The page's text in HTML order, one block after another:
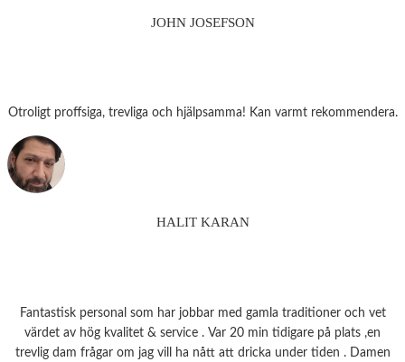
JOHN JOSEFSON
Otroligt proffsiga, trevliga och hjälpsamma! Kan varmt rekommendera.
HALIT KARAN
Fantastisk personal som har jobbar med gamla traditioner och vet
värdet av hög kvalitet & service . Var 20 min tidigare på plats ,en
trevlig dam frågar om jag vill ha nått att dricka under tiden . Damen